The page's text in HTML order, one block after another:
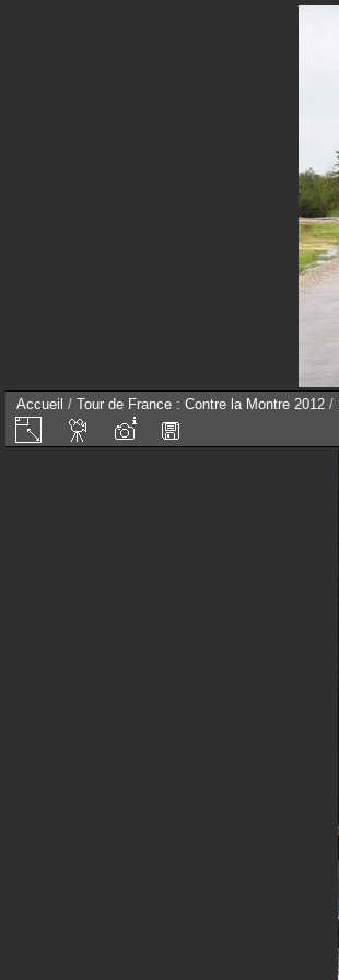
Accueil / Tour de France : Contre la Montre 2012 /